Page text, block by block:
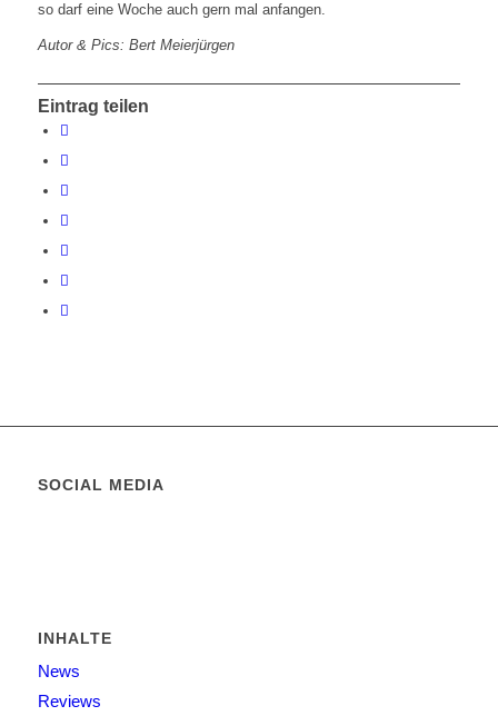
so darf eine Woche auch gern mal anfangen.
Autor & Pics: Bert Meierjürgen
Eintrag teilen
SOCIAL MEDIA
INHALTE
News
Reviews